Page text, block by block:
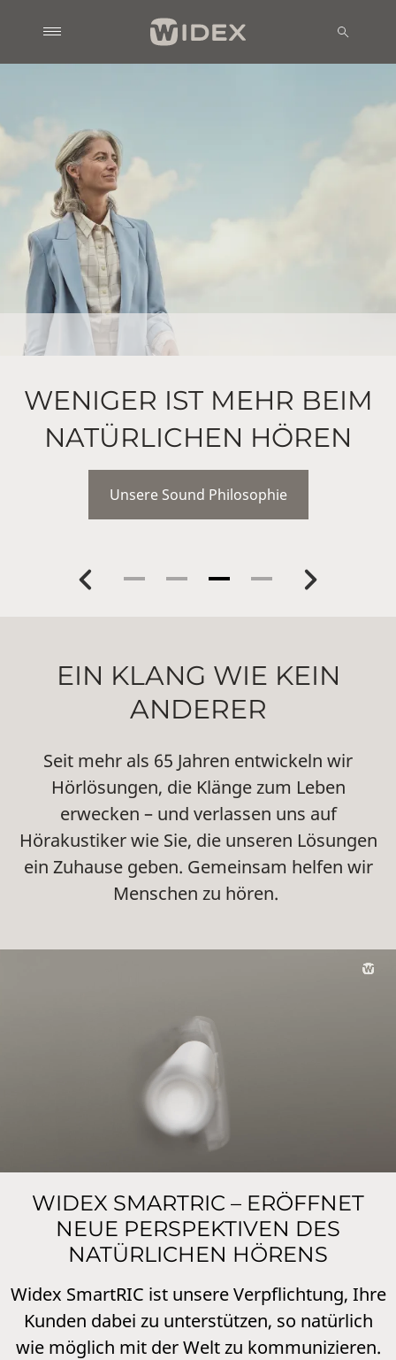
Previous Next
WENIGER IST MEHR BEIM
NATÜRLICHEN HÖREN
Unsere Sound Philosophie
EIN KLANG WIE KEIN
ANDERER
Seit mehr als 65 Jahren entwickeln wir
Hörlösungen, die Klänge zum Leben
erwecken – und verlassen uns auf
Hörakustiker wie Sie, die unseren Lösungen
ein Zuhause geben. Gemeinsam helfen wir
Menschen zu hören.
WIDEX SMARTRIC – ERÖFFNET
NEUE PERSPEKTIVEN DES
NATÜRLICHEN HÖRENS
Widex SmartRIC ist unsere Verpflichtung, Ihre
Kunden dabei zu unterstützen, so natürlich
wie möglich mit der Welt zu kommunizieren.